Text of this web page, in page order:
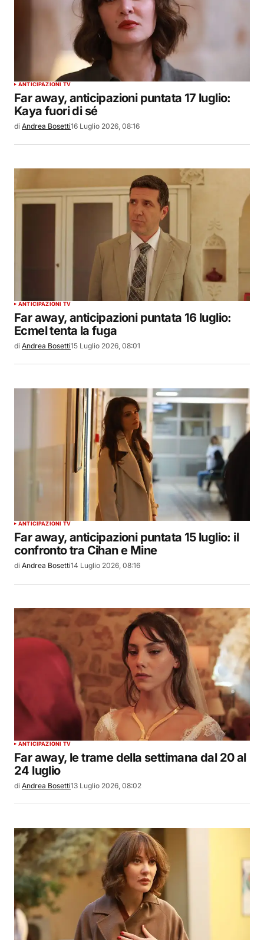
ANTICIPAZIONI TV
Far away, anticipazioni puntata 17 luglio:
Kaya fuori di sé
di Andrea Bosetti16 Luglio 2026, 08:16
ANTICIPAZIONI TV
Far away, anticipazioni puntata 16 luglio:
Ecmel tenta la fuga
di Andrea Bosetti15 Luglio 2026, 08:01
ANTICIPAZIONI TV
Far away, anticipazioni puntata 15 luglio: il
confronto tra Cihan e Mine
di Andrea Bosetti14 Luglio 2026, 08:16
ANTICIPAZIONI TV
Far away, le trame della settimana dal 20 al
24 luglio
di Andrea Bosetti13 Luglio 2026, 08:02